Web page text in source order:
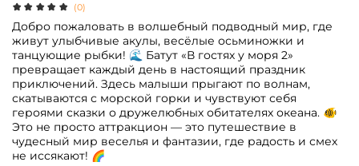
(0)
Добро пожаловать в волшебный подводный мир, где
живут улыбчивые акулы, весёлые осьминожки и
танцующие рыбки! 🌊 Батут «В гостях у моря 2»
превращает каждый день в настоящий праздник
приключений. Здесь малыши прыгают по волнам,
скатываются с морской горки и чувствуют себя
героями сказки о дружелюбных обитателях океана. 🐠
Это не просто аттракцион — это путешествие в
чудесный мир веселья и фантазии, где радость и смех
не иссякают! 🌈